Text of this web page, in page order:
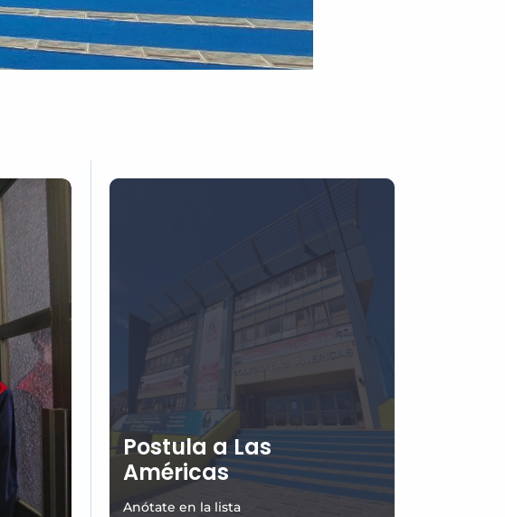
Postula a Las
Américas
Anótate en la lista